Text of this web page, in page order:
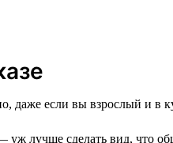
если вы взрослый и в
уж лучше сделать вид,